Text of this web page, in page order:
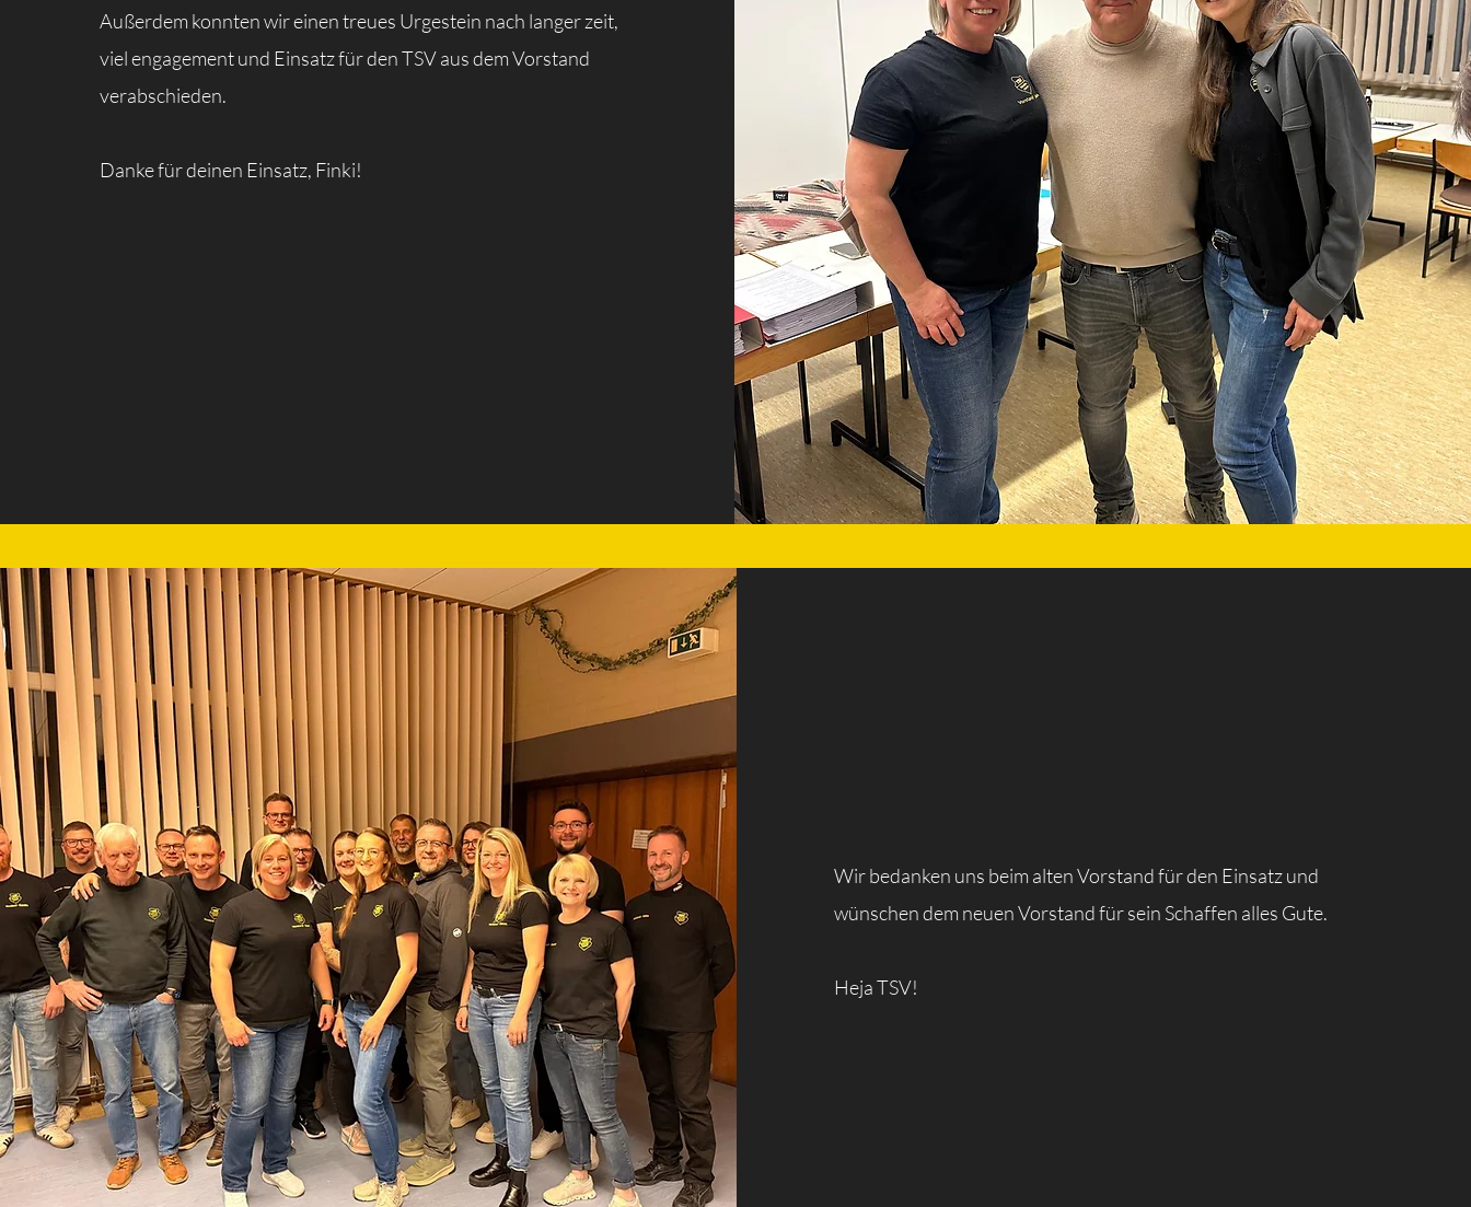
Außerdem konnten wir einen treues Urgestein nach langer zeit,
viel engagement und Einsatz für den TSV aus dem Vorstand
verabschieden.
Danke für deinen Einsatz, Finki!
Wir bedanken uns beim alten Vorstand für den Einsatz und
wünschen dem neuen Vorstand für sein Schaffen alles Gute.
Heja TSV!